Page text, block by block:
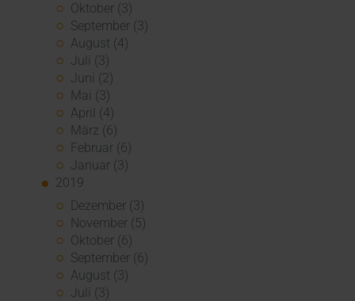
Oktober (3)
September (3)
August (4)
Juli (3)
Juni (2)
Mai (3)
April (4)
März (6)
Februar (6)
Januar (3)
2019
Dezember (3)
November (5)
Oktober (6)
September (6)
August (3)
Juli (3)